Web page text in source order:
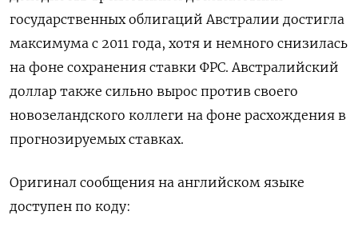
государственных облигаций Австралии достигла
максимума с 2011 года, хотя и немного снизилась
на фоне сохранения ставки ФРС. Австралийский
доллар также сильно вырос против своего
новозеландского коллеги на фоне расхождения в
прогнозируемых ставках.
Оригинал сообщения на английском языке
доступен по коду: